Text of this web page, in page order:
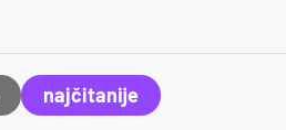
najčitanije